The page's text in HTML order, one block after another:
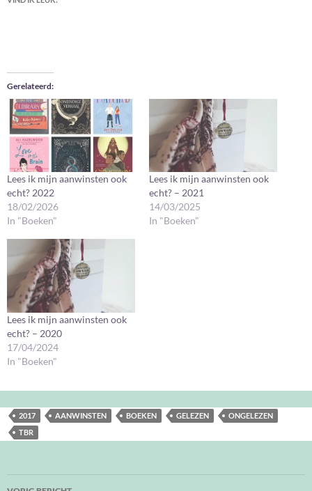
Gerelateerd
Lees ik mijn aanwinsten ook
echt? 2022
18/02/2026
In "Boeken"
Lees ik mijn aanwinsten ook
echt? – 2021
14/03/2025
In "Boeken"
Lees ik mijn aanwinsten ook
echt? – 2020
17/04/2024
In "Boeken"
2017 AANWINSTEN BOEKEN GELEZEN
ONGELEZEN
TBR
Bericht